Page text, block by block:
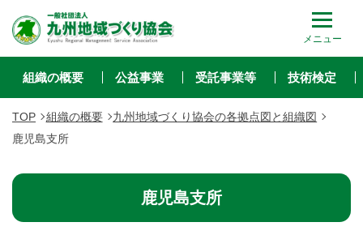
メニュー
組織の概要 公益事業 受託事業等 技術検定
TOP 組織の概要
九州地域づくり協会の各拠点図と組織図
鹿児島支所
鹿児島支所